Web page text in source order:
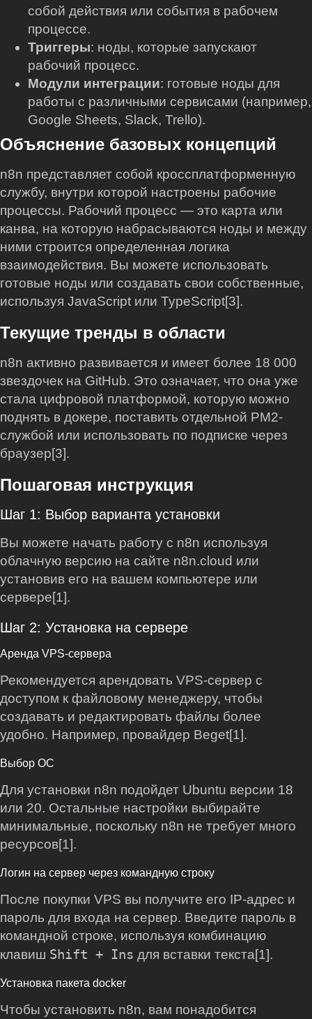
собой действия или события в рабочем
процессе.
Триггеры: ноды, которые запускают
рабочий процесс.
Модули интеграции: готовые ноды для
работы с различными сервисами (например,
Google Sheets, Slack, Trello).
Объяснение базовых концепций
n8n представляет собой кроссплатформенную
службу, внутри которой настроены рабочие
процессы. Рабочий процесс — это карта или
канва, на которую набрасываются ноды и между
ними строится определенная логика
взаимодействия. Вы можете использовать
готовые ноды или создавать свои собственные,
используя JavaScript или TypeScript[3].
Текущие тренды в области
n8n активно развивается и имеет более 18 000
звездочек на GitHub. Это означает, что она уже
стала цифровой платформой, которую можно
поднять в докере, поставить отдельной PM2-
службой или использовать по подписке через
браузер[3].
Пошаговая инструкция
Шаг 1: Выбор варианта установки
Вы можете начать работу с n8n используя
облачную версию на сайте n8n.cloud или
установив его на вашем компьютере или
сервере[1].
Шаг 2: Установка на сервере
Аренда VPS-сервера
Рекомендуется арендовать VPS-сервер с
доступом к файловому менеджеру, чтобы
создавать и редактировать файлы более
удобно. Например, провайдер Beget[1].
Выбор ОС
Для установки n8n подойдет Ubuntu версии 18
или 20. Остальные настройки выбирайте
минимальные, поскольку n8n не требует много
ресурсов[1].
Логин на сервер через командную строку
После покупки VPS вы получите его IP-адрес и
пароль для входа на сервер. Введите пароль в
командной строке, используя комбинацию
клавиш Shift + Ins для вставки текста[1].
Установка пакета docker
Чтобы установить n8n, вам понадобится